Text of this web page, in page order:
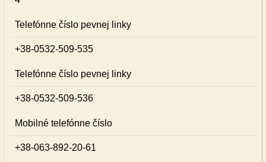
Telefónne číslo pevnej linky
+38-0532-509-535
Telefónne číslo pevnej linky
+38-0532-509-536
Mobilné telefónne číslo
+38-063-892-20-61